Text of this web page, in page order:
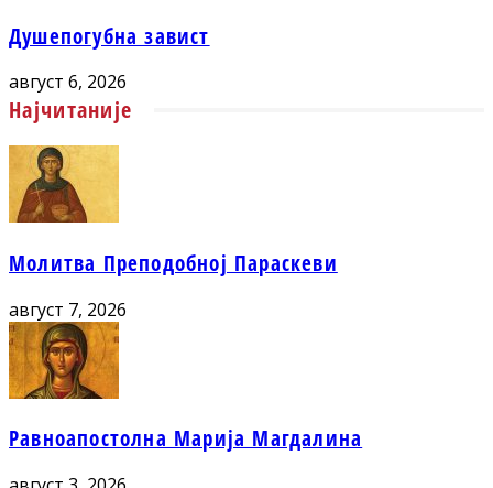
Душепогубна завист
август 6, 2026
Најчитаније
Молитва Преподобној Параскеви
август 7, 2026
Равноапостолна Марија Магдалина